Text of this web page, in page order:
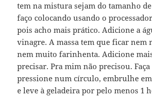
tem na mistura sejam do tamanho
faço colocando usando o
pois acho mais prático. Adicione a
vinagre. A massa tem que ficar nem
nem muito farinhenta. Adicione
precisar. Pra mim não precisou.
pressione num círculo, embrulhe
e leve à geladeira por pelo menos 1